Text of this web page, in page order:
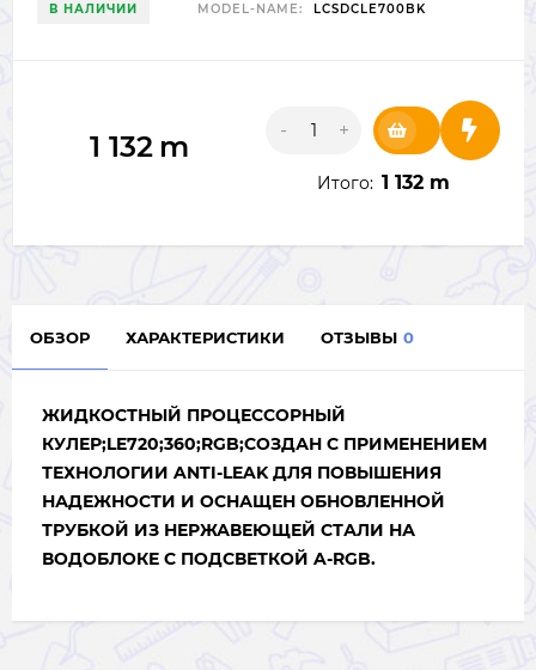
В НАЛИЧИИ MODEL-NAME: LCSDCLE700BK
1 132 m - +
Итого: 1 132 m
ОБЗОР ХАРАКТЕРИСТИКИ ОТЗЫВЫ 0
ЖИДКОСТНЫЙ ПРОЦЕССОРНЫЙ
КУЛЕР;LE720;360;RGB;СОЗДАН С ПРИМЕНЕНИЕМ
ТЕХНОЛОГИИ ANTI-LEAK ДЛЯ ПОВЫШЕНИЯ
НАДЕЖНОСТИ И ОСНАЩЕН ОБНОВЛЕННОЙ
ТРУБКОЙ ИЗ НЕРЖАВЕЮЩЕЙ СТАЛИ НА
ВОДОБЛОКЕ С ПОДСВЕТКОЙ A-RGB.